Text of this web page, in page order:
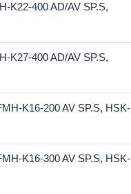
K22-400 AD/AV SP.S,
K27-400 AD/AV SP.S,
K16-200 AV SP.S, HSK-
K16-300 AV SP.S, HSK-